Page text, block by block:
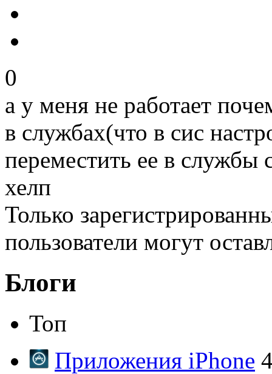
0
а у меня не работает
в службах(что в сис
переместить ее в службы
хелп
Только
пользователи могут
Блоги
Топ
Приложения iPhone